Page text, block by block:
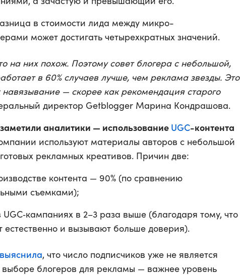
в стоимости лида между микро-
может достигать четырехкратных значений.
на них похож. Поэтому совет блогера с небольшой,
в 60% случаев лучше, чем реклама звезды. Это
— скорее как рекомендация старого
директор Getblogger Марина Кондрашова.
аналитики — использование UGC-контента
используют материалы авторов с небольшой
рекламных креативов. Причин две:
контента — 90% (по сравнению
съемками);
UGC‑кампаниях в 2–3 раза выше (благодаря тому, что
естественно и вызывают больше доверия).
выяснила, что число подписчиков уже не является
выборе блогеров для рекламы — важнее уровень